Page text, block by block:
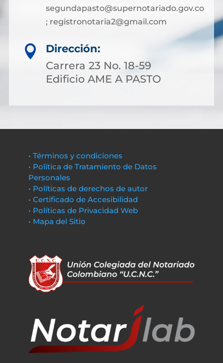
segundapasto@supernotariado.gov.co
; registronotaria2@gmail.com

Dirección:
Carrera 23 No. 18-59
Edificio AME A PASTO
• Términos y condiciones
• Política de Tratamiento de Datos
Personales
• Políticas de derechos de autor
• Certificado de Accesibilidad
• Políticas de Privacidad Web
• Mapa del Sitio